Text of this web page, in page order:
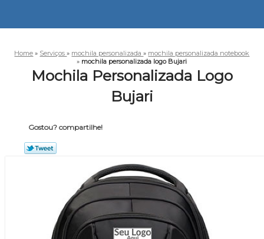
Home » Serviços» mochila personalizada» mochila personalizada notebook
» mochila personalizada logo Bujari
Mochila Personalizada Logo
Bujari
Gostou? compartilhe!